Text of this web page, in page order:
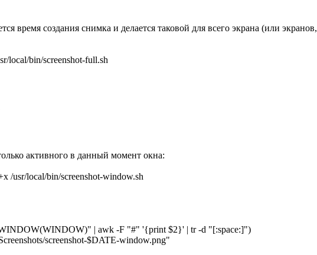
время создания снимка и делается таковой для всего экрана (или
local/bin/screenshot-full.sh
активного в данный момент окна:
/usr/local/bin/screenshot-window.sh
| awk -F "#" '{print $2}' | tr -d "[:space:]")
screenshot-$DATE-window.png"